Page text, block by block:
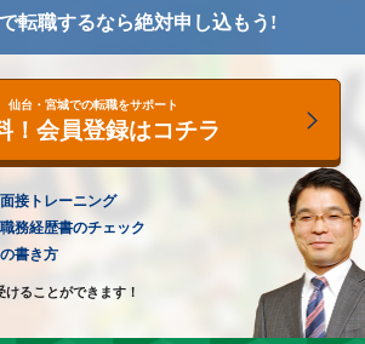
転職するなら絶対申し込もう!
仙台・宮城での転職をサポート
！会員登録はコチラ
面接トレーニング
職務経歴書のチェック
書き方
けることができます！